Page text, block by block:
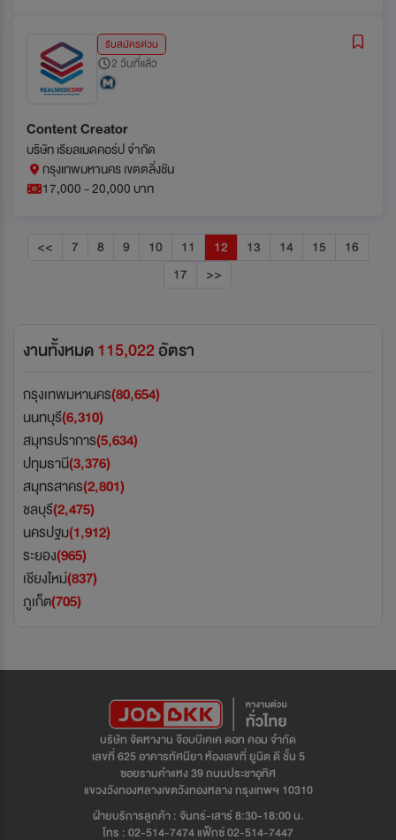
รับสมัครด่วน
2 วันที่แล้ว
Content Creator
บริษัท เรียลเมดคอร์ป จำกัด
กรุงเทพมหานคร เขตตลิ่งชัน
17,000 - 20,000 บาท
<< 7 8 9 10 11 12 13 14 15
16
17
>>
งานทั้งหมด115,022อัตรา
กรุงเทพมหานคร(80,654)
นนทบุรี(6,310)
สมุทรปราการ(5,634)
ปทุมธานี(3,376)
สมุทรสาคร(2,801)
ชลบุรี(2,475)
นครปฐม(1,912)
ระยอง(965)
เชียงใหม่(837)
ภูเก็ต(705)
บริษัท จัดหางาน จ๊อบบีเคเค ดอท คอม จำกัด
เลขที่ 625 อาคารทัศนียา ห้องเลขที่ ยูนิต ดี ชั้น 5
ซอยรามคำแหง 39 ถนนประชาอุทิศ
แขวงวังทองหลางเขตวังทองหลาง กรุงเทพฯ 10310
ฝ่ายบริการลูกค้า : จันทร์-เสาร์ 8:30-18:00 น.
โทร : 02-514-7474 แฟ็กซ์ 02-514-7447